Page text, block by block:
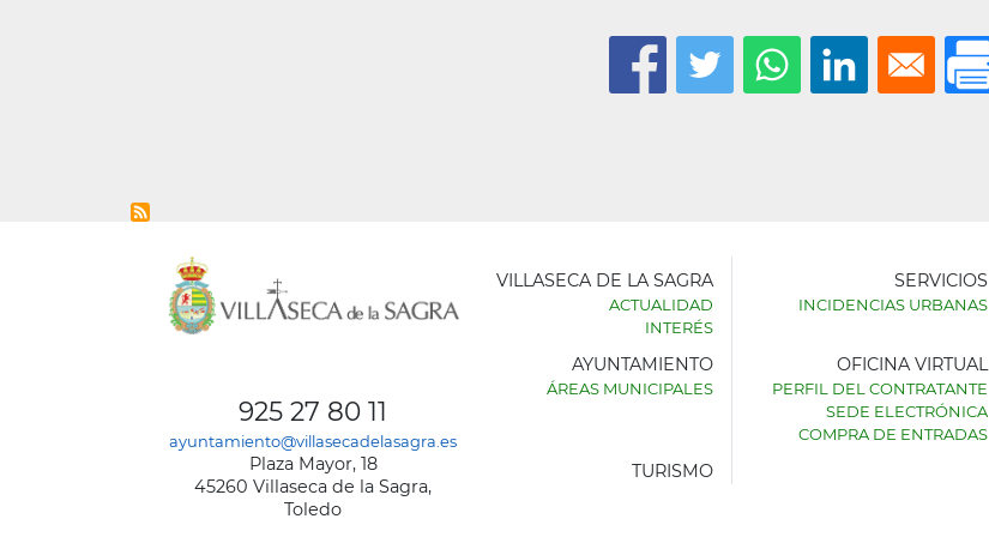
925 27 80 11
ayuntamiento@villasecadelasagra.es
Plaza Mayor, 18
45260 Villaseca de la Sagra,
Toledo
AYUNTAMIENTO
VILLASECA DE LA SAGRA
ACTUALIDAD
INTERÉS
SERVICIOS
INCIDENCIAS URBANAS
AYUNTAMIENTO
ÁREAS MUNICIPALES
OFICINA VIRTUAL
PERFIL DEL CONTRATANTE
SEDE ELECTRÓNICA
COMPRA DE ENTRADAS
TURISMO